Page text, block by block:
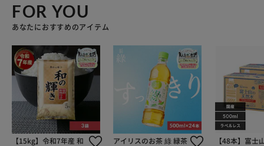
FOR YOU
あなたにおすすめのアイテム
【15kg】令和7年産 和
アイリスのお茶 綠 緑茶
【48本】富士